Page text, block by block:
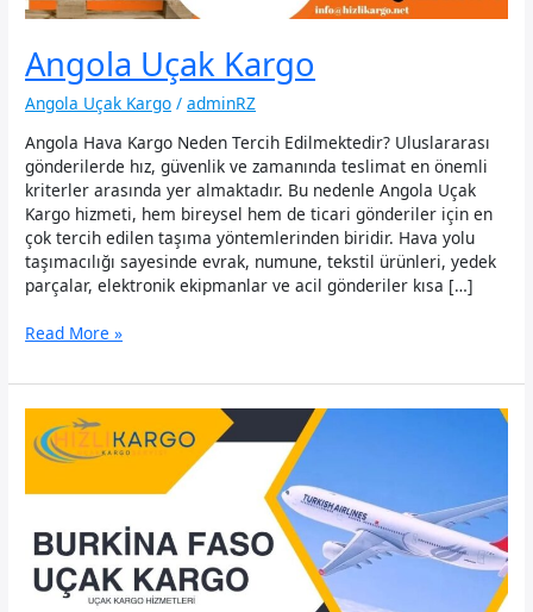
Angola Uçak Kargo
Angola Uçak Kargo /adminRZ
Angola Hava Kargo Neden Tercih Edilmektedir? Uluslararası
gönderilerde hız, güvenlik ve zamanında teslimat en önemli
kriterler arasında yer almaktadır. Bu nedenle Angola Uçak
Kargo hizmeti, hem bireysel hem de ticari gönderiler için en
çok tercih edilen taşıma yöntemlerinden biridir. Hava yolu
taşımacılığı sayesinde evrak, numune, tekstil ürünleri, yedek
parçalar, elektronik ekipmanlar ve acil gönderiler kısa […]
Angola
Kargo
Read More »